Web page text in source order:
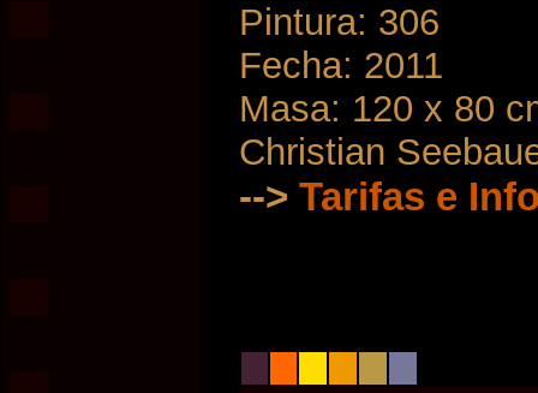
Pintura: 306
Fecha: 2011
Masa: 120 x 80
Christian
--> Tarifas e